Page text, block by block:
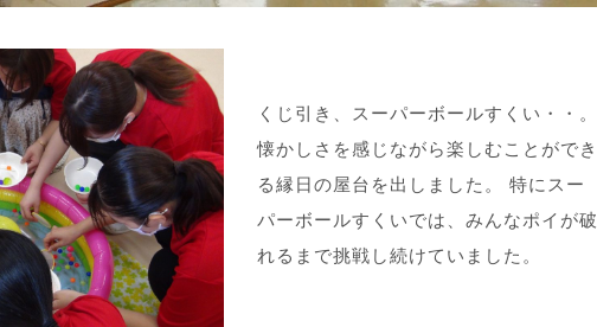
くじ引き、スーパーボールすくい・・。
懐かしさを感じながら楽しむことができ
る縁日の屋台を出しました。 特にスー
パーボールすくいでは、みんなポイが破
れるまで挑戦し続けていました。